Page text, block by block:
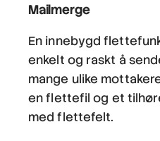
Mailmerge
En innebygd
enkelt og raskt å
mange ulike
en flettefil og et
med flettefelt.